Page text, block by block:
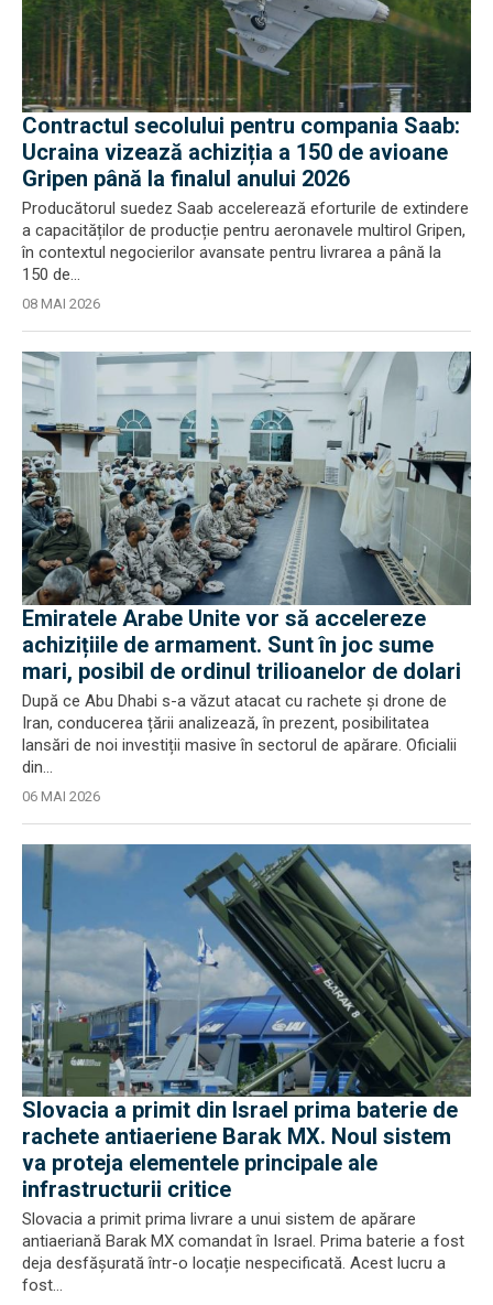
Contractul secolului pentru compania Saab:
Ucraina vizează achiziția a 150 de avioane
Gripen până la finalul anului 2026
Producătorul suedez Saab accelerează eforturile de extindere
a capacităților de producție pentru aeronavele multirol Gripen,
în contextul negocierilor avansate pentru livrarea a până la
150 de...
08 MAI 2026
Emiratele Arabe Unite vor să accelereze
achizițiile de armament. Sunt în joc sume
mari, posibil de ordinul trilioanelor de dolari
După ce Abu Dhabi s-a văzut atacat cu rachete și drone de
Iran, conducerea țării analizează, în prezent, posibilitatea
lansări de noi investiții masive în sectorul de apărare. Oficialii
din...
06 MAI 2026
Slovacia a primit din Israel prima baterie de
rachete antiaeriene Barak MX. Noul sistem
va proteja elementele principale ale
infrastructurii critice
Slovacia a primit prima livrare a unui sistem de apărare
antiaeriană Barak MX comandat în Israel. Prima baterie a fost
deja desfășurată într-o locație nespecificată. Acest lucru a
fost...